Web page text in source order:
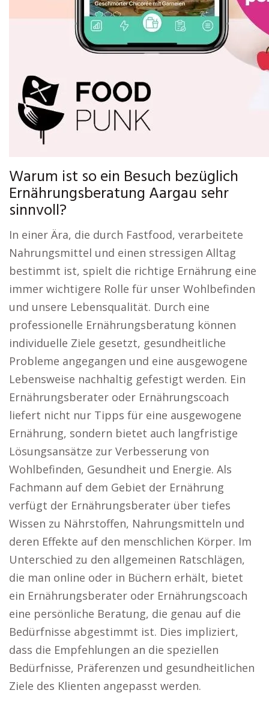
Warum ist so ein Besuch bezüglich
Ernährungsberatung Aargau sehr
sinnvoll?
In einer Ära, die durch Fastfood, verarbeitete
Nahrungsmittel und einen stressigen Alltag
bestimmt ist, spielt die richtige Ernährung eine
immer wichtigere Rolle für unser Wohlbefinden
und unsere Lebensqualität. Durch eine
professionelle Ernährungsberatung können
individuelle Ziele gesetzt, gesundheitliche
Probleme angegangen und eine ausgewogene
Lebensweise nachhaltig gefestigt werden. Ein
Ernährungsberater oder Ernährungscoach
liefert nicht nur Tipps für eine ausgewogene
Ernährung, sondern bietet auch langfristige
Lösungsansätze zur Verbesserung von
Wohlbefinden, Gesundheit und Energie. Als
Fachmann auf dem Gebiet der Ernährung
verfügt der Ernährungsberater über tiefes
Wissen zu Nährstoffen, Nahrungsmitteln und
deren Effekte auf den menschlichen Körper. Im
Unterschied zu den allgemeinen Ratschlägen,
die man online oder in Büchern erhält, bietet
ein Ernährungsberater oder Ernährungscoach
eine persönliche Beratung, die genau auf die
Bedürfnisse abgestimmt ist. Dies impliziert,
dass die Empfehlungen an die speziellen
Bedürfnisse, Präferenzen und gesundheitlichen
Ziele des Klienten angepasst werden.